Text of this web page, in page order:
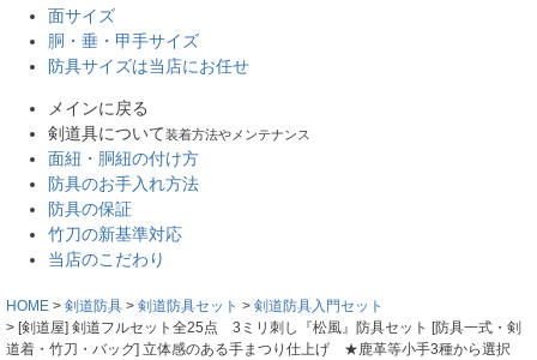
面サイズ
胴・垂・甲手サイズ
防具サイズは当店にお任せ
メインに戻る
剣道具について装着方法やメンテナンス
面紐・胴紐の付け方
防具のお手入れ方法
防具の保証
竹刀の新基準対応
当店のこだわり
HOME 剣道防具 剣道防具セット
剣道防具入門セット
[剣道屋] 剣道フルセット全25点 3ミリ刺し『松風』防具セット [防具一式・剣
道着・竹刀・バッグ] 立体感のある手まつり仕上げ ★鹿革等小手3種から選択